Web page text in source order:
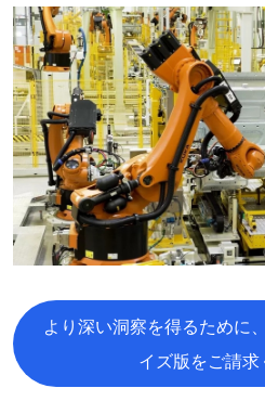
より深い洞察を得るために
イズ版をご請求